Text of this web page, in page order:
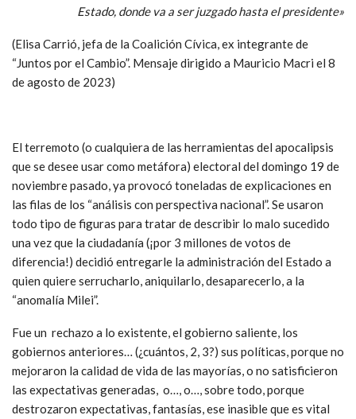
Estado, donde va a ser juzgado hasta el presidente»
(Elisa Carrió, jefa de la Coalición Cívica, ex integrante de
“Juntos por el Cambio”. Mensaje dirigido a Mauricio Macri el 8
de agosto de 2023)
El terremoto (o cualquiera de las herramientas del apocalipsis
que se desee usar como metáfora) electoral del domingo 19 de
noviembre pasado, ya provocó toneladas de explicaciones en
las filas de los “análisis con perspectiva nacional”. Se usaron
todo tipo de figuras para tratar de describir lo malo sucedido
una vez que la ciudadanía (¡por 3 millones de votos de
diferencia!) decidió entregarle la administración del Estado a
quien quiere serrucharlo, aniquilarlo, desaparecerlo, a la
“anomalía Milei”.
Fue un rechazo a lo existente, el gobierno saliente, los
gobiernos anteriores… (¿cuántos, 2, 3?) sus políticas, porque no
mejoraron la calidad de vida de las mayorías, o no satisficieron
las expectativas generadas, o…, o…, sobre todo, porque
destrozaron expectativas, fantasías, ese inasible que es vital